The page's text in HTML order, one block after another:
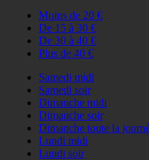
Moins de 20 €
De 15 à 30 €
De 30 à 40 €
Plus de 40 €
Samedi midi
Samedi soir
Dimanche midi
Dimanche soir
Dimanche toute la
Lundi midi
Lundi soir